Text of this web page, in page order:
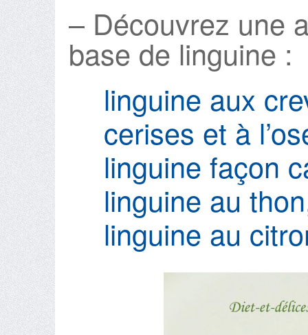
– Découvrez une
base de linguine :
linguine aux
cerises et à
linguine façon
linguine au
linguine au